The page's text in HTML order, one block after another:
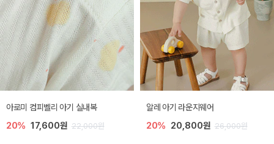
아로미 컴피벨리 아기 실내복
20% 17,600원 22,000원
알레 아기 라운지웨어
20% 20,800원 26,000원